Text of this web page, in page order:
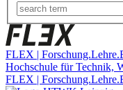
FLEX |
Hochschule für Technik,
FLEX |